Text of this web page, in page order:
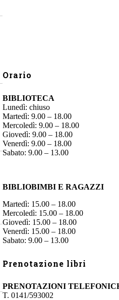
Orario
BIBLIOTECA
Lunedì: chiuso
Martedì: 9.00 – 18.00
Mercoledì: 9.00 – 18.00
Giovedì: 9.00 – 18.00
Venerdì: 9.00 – 18.00
Sabato: 9.00 – 13.00
BIBLIOBIMBI E RAGAZZI
Martedì: 15.00 – 18.00
Mercoledì: 15.00 – 18.00
Giovedì: 15.00 – 18.00
Venerdì: 15.00 – 18.00
Sabato: 9.00 – 13.00
Prenotazione libri
PRENOTAZIONI
T. 0141/593002